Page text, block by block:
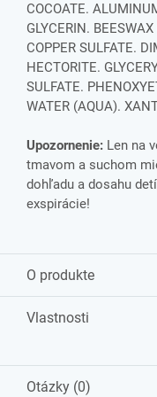
COCOATE.
GLYCERIN.
COPPER SULFATE.
HECTORITE.
SULFATE.
WATER (AQUA).
Upozornenie: Len na
tmavom a suchom
dohľadu a dosahu
exspirácie!
O produkte
Vlastnosti
Otázky (0)